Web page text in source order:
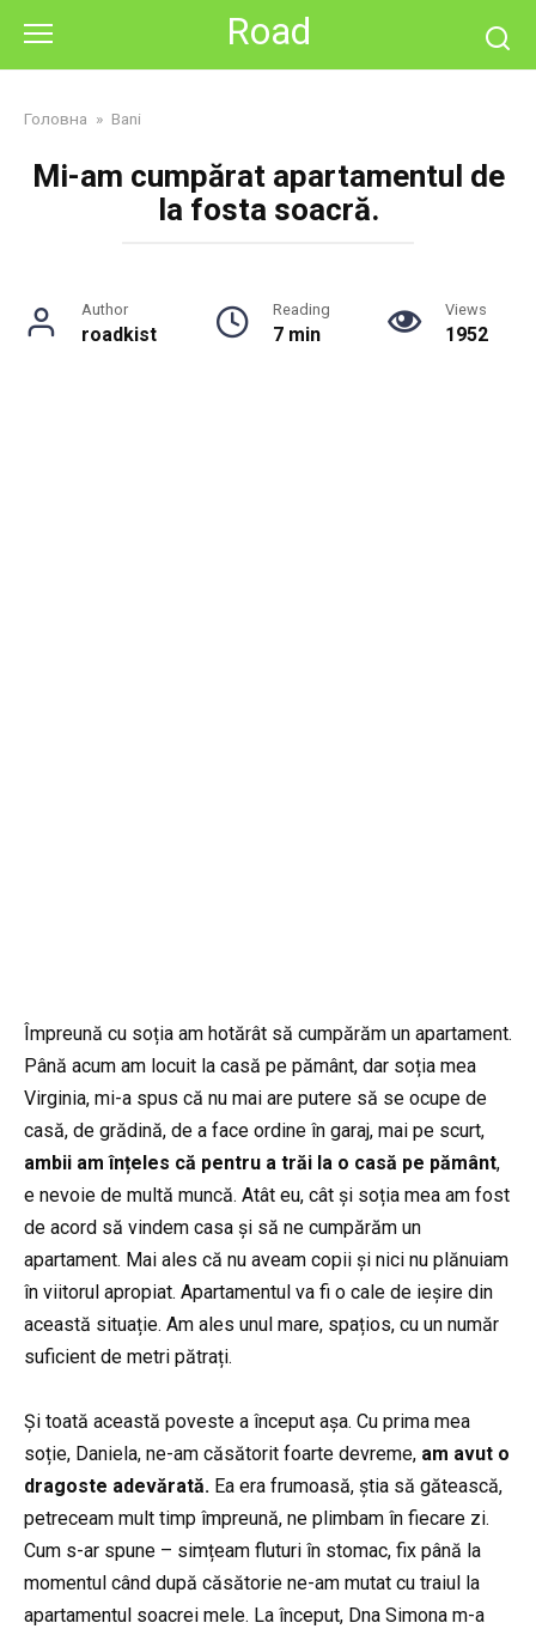
content
Road
Головна » Bani
Mi-am cumpărat apartamentul de
la fosta soacră.
Author
roadkist
Reading
7 min
Views
1952
Împreună cu soția am hotărât să cumpărăm un apartament.
Până acum am locuit la casă pe pământ, dar soția mea
Virginia, mi-a spus că nu mai are putere să se ocupe de
casă, de grădină, de a face ordine în garaj, mai pe scurt,
ambii am înțeles că pentru a trăi la o casă pe pământ,
e nevoie de multă muncă. Atât eu, cât și soția mea am fost
de acord să vindem casa și să ne cumpărăm un
apartament. Mai ales că nu aveam copii și nici nu plănuiam
în viitorul apropiat. Apartamentul va fi o cale de ieșire din
această situație. Am ales unul mare, spațios, cu un număr
suficient de metri pătrați.
Și toată această poveste a început așa. Cu prima mea
soție, Daniela, ne-am căsătorit foarte devreme, am avut o
dragoste adevărată. Ea era frumoasă, știa să gătească,
petreceam mult timp împreună, ne plimbam în fiecare zi.
Cum s-ar spune – simțeam fluturi în stomac, fix până la
momentul când după căsătorie ne-am mutat cu traiul la
apartamentul soacrei mele. La început, Dna Simona m-a